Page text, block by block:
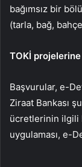
bağımsız bir
(tarla, bağ,
TOKİ projelerine
Başvurular, e-
Ziraat Bankası
ücretlerinin ilgili
uygulaması, e-